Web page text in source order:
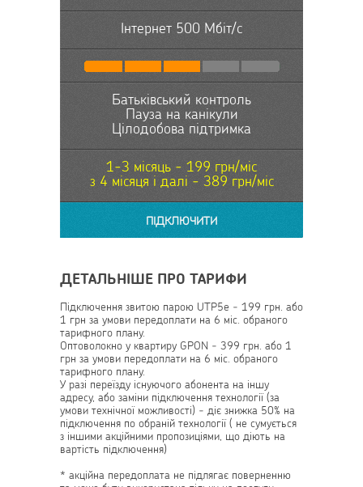
Інтернет 500 Мбіт/с
Батьківський контроль
Пауза на канікули
Цілодобова підтримка
1-3 місяць - 199 грн/міс
з 4 місяця і далі - 389 грн/міс
ПІДКЛЮЧИТИ
ДЕТАЛЬНІШЕ ПРО ТАРИФИ
Підключення звитою парою UTP5e - 199 грн. або
1 грн за умови передоплати на 6 міс. обраного
тарифного плану.
Оптоволокно у квартиру GPON - 399 грн. або 1
грн за умови передоплати на 6 міс. обраного
тарифного плану.
У разі переїзду існуючого абонента на іншу
адресу, або заміни підключення технології (за
умови технічної можливості) - діє знижка 50% на
підключення по обраній технології ( не сумується
з іншими акційними пропозиціями, що діють на
вартість підключення)
* акційна передоплата не підлягає поверненню